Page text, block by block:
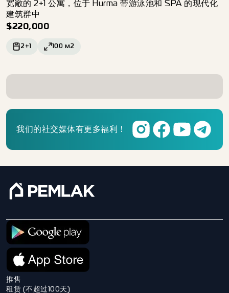
宽敞的 2+1 公寓，位于 Hurma 带游泳池和 SPA 的现代化
建筑群中
$220,000
2+1 100 м2
我们的社交媒体有更多福利！
推售
租赁 (不超过100天)